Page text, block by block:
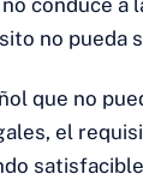
conduce a
no pueda
que no
el